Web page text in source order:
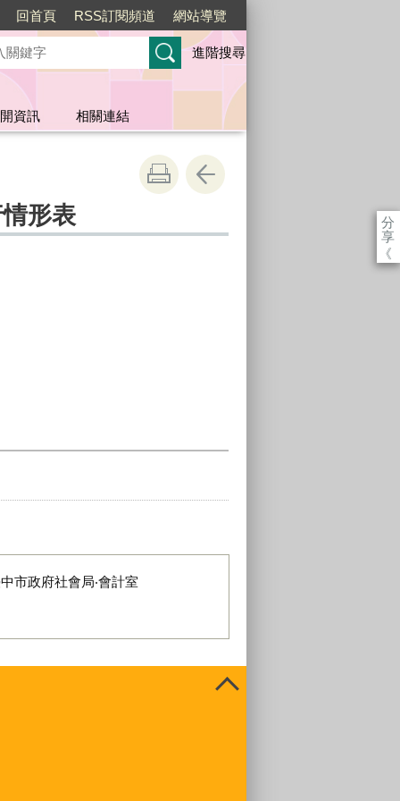
回首頁 RSS訂閱頻道 網站導覽
進階搜尋
資訊 相關連結
分
享
《
形表
市政府社會局‧會計室